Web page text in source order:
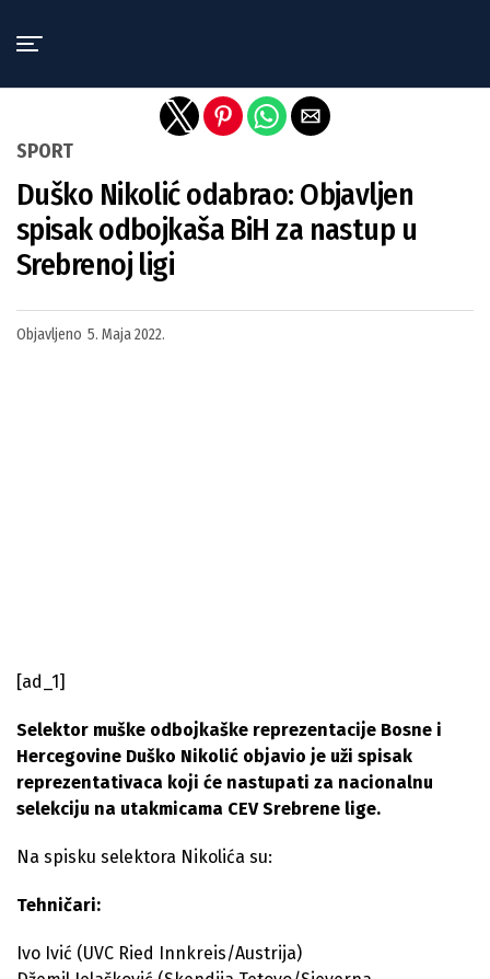
SPORT
Duško Nikolić odabrao: Objavljen
spisak odbojkaša BiH za nastup u
Srebrenoj ligi
Objavljeno 5. Maja 2022.
[ad_1]
Selektor muške odbojkaške reprezentacije Bosne i
Hercegovine Duško Nikolić objavio je uži spisak
reprezentativaca koji će nastupati za nacionalnu
selekciju na utakmicama CEV Srebrene lige.
Na spisku selektora Nikolića su:
Tehničari:
Ivo Ivić (UVC Ried Innkreis/Austrija)